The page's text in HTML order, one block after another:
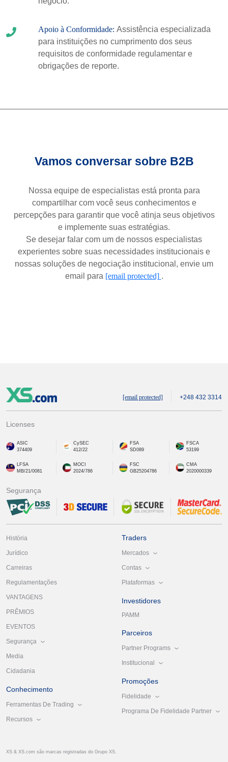
Apoio à Conformidade: Assistência especializada
para instituições no cumprimento dos seus
requisitos de conformidade regulamentar e
obrigações de reporte.
Vamos conversar sobre B2B
Nossa equipe de especialistas está pronta para
compartilhar com você seus conhecimentos e
percepções para garantir que você atinja seus objetivos
e implemente suas estratégias.
Se desejar falar com um de nossos especialistas
experientes sobre suas necessidades institucionais e
nossas soluções de negociação institucional, envie um
email para [email protected] .
[email protected] +248 432 3314
Licenses
ASIC
374409
CySEC
412/22
FSA
SD089
FSCA
53199
LFSA
MB/21/0081
MOCI
2024/786
FSC
GB25204786
CMA
2020000339
Segurança
História
Jurídico
Carreiras
Regulamentações
VANTAGENS
PRÊMIOS
EVENTOS
Segurança
Media
Cidadania
Conhecimento
Ferramentas De Trading
Recursos
Traders
Mercados
Contas
Plataformas
Investidores
PAMM
Parceiros
Partner Programs
Institucional
Promoções
Fidelidade
Programa De Fidelidade Partner
XS & XS.com são marcas registradas do Grupo XS.